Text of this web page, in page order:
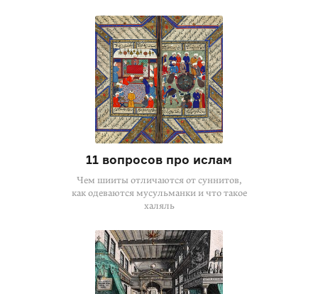
11 вопросов про ислам
Чем шииты отличаются от суннитов,
как одеваются мусульманки и что такое
халяль